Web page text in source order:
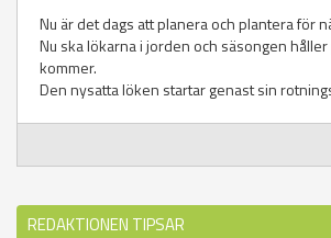
Nu är det dags att planera och plantera för
Nu ska lökarna i jorden och säsongen
kommer.
Den nysatta löken startar genast sin
REDAKTIONEN TIPSAR